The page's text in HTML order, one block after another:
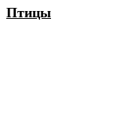
Птицы